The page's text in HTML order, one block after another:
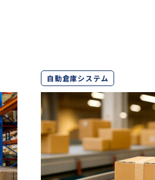
自動倉庫システム